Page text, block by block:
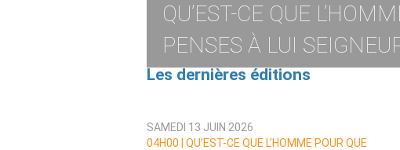
QU’EST-CE QUE
PENSES À LUI
Les dernières éditions
SAMEDI 13 JUIN 2026
04H00 | QU’EST-CE QUE L’HOMME POUR QUE